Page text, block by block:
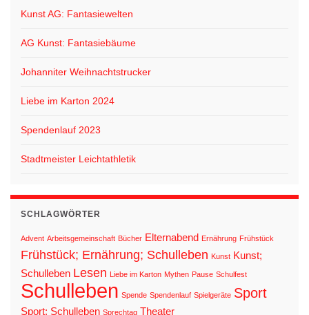
Kunst AG: Fantasiewelten
AG Kunst: Fantasiebäume
Johanniter Weihnachtstrucker
Liebe im Karton 2024
Spendenlauf 2023
Stadtmeister Leichtathletik
SCHLAGWÖRTER
Advent Arbeitsgemeinschaft Bücher Elternabend Ernährung Frühstück
Frühstück; Ernährung; Schulleben Kunst Kunst;
Schulleben Lesen Liebe im Karton Mythen Pause Schulfest
Schulleben Spende Spendenlauf Spielgeräte Sport
Sport; Schulleben Sprechtag Theater